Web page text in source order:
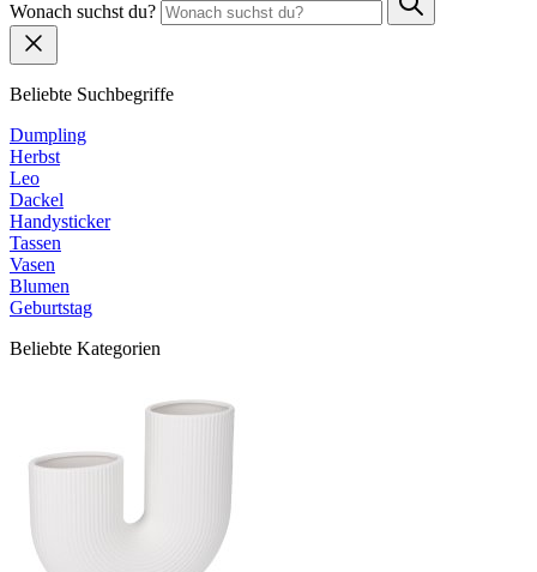
Wonach suchst du?
Beliebte Suchbegriffe
Dumpling
Herbst
Leo
Dackel
Handysticker
Tassen
Vasen
Blumen
Geburtstag
Beliebte Kategorien